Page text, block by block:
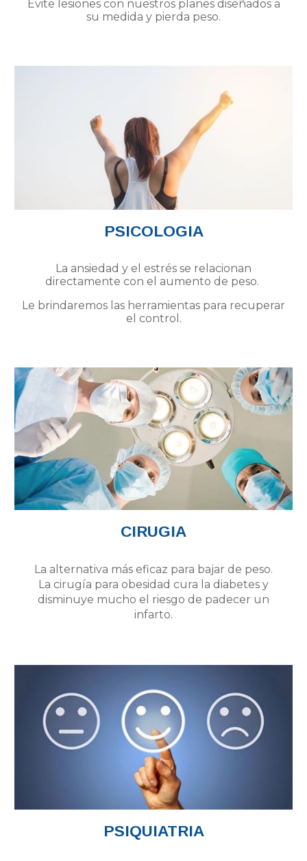
Evite lesiones con nuestros planes diseñados a
su medida y pierda peso.
PSICOLOGIA
La ansiedad y el estrés se relacionan
directamente con el aumento de peso.
Le brindaremos las herramientas para recuperar
el control.
CIRUGIA
La alternativa más eficaz para bajar de peso.
La cirugía para obesidad cura la diabetes y
disminuye mucho el riesgo de padecer un
infarto.
PSIQUIATRIA